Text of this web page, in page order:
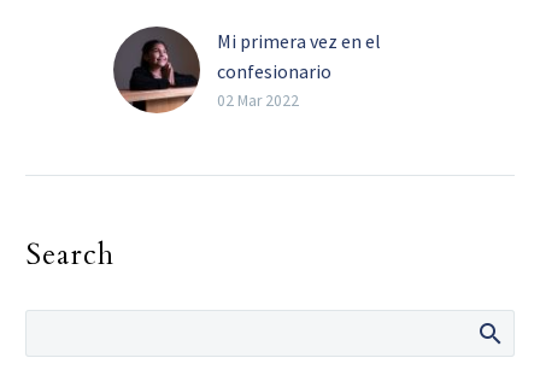
Mi primera vez en el
confesionario
Catequesis y ejemplo
02 Mar 2022
Search